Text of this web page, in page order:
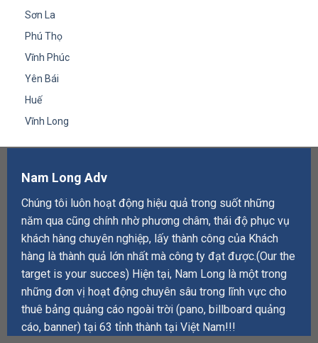
Sơn La
Phú Thọ
Vĩnh Phúc
Yên Bái
Huế
Vĩnh Long
Nam Long Adv
Chúng tôi luôn hoạt động hiệu quả trong suốt những
năm qua cũng chính nhờ phương châm, thái độ phục vụ
khách hàng chuyên nghiệp, lấy thành công của Khách
hàng là thành quả lớn nhất mà công ty đạt được.(Our the
target is your succes) Hiện tại, Nam Long là một trong
những đơn vị hoạt động chuyên sâu trong lĩnh vực cho
thuê bảng quảng cáo ngoài trời (pano, billboard quảng
cáo, banner) tại 63 tỉnh thành tại Việt Nam!!!